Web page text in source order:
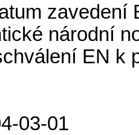
zavedení
národní
EN k
03-01